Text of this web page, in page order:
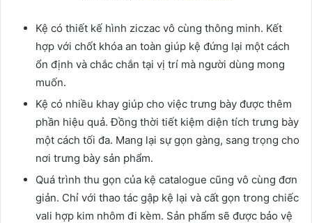
Kệ có thiết kế hình ziczac vô cùng thông minh. Kết
hợp với chốt khóa an toàn giúp kệ đứng lại một cách
ổn định và chắc chắn tại vị trí mà người dùng mong
muốn.
Kệ có nhiều khay giúp cho việc trưng bày được thêm
phần hiệu quả. Đồng thời tiết kiệm diện tích trưng bày
một cách tối đa. Mang lại sự gọn gàng, sang trọng cho
nơi trưng bày sản phẩm.
Quá trình thu gọn của kệ catalogue cũng vô cùng đơn
giản. Chỉ với thao tác gập kệ lại và cất gọn trong chiếc
vali hợp kim nhôm đi kèm. Sản phẩm sẽ được bảo vệ